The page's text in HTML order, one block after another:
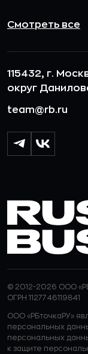
Смотреть все
115432, г.
округ
team@rb.ru
© 2012-2026 ООО
ОГРН 1127746119841
ООО «РБточкаРУ»
персональных
персональных
к защите